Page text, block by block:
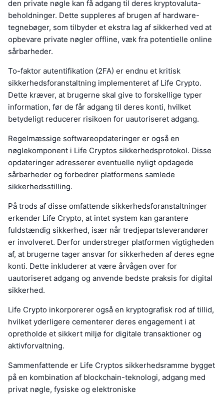
den private nøgle kan få adgang til deres kryptovaluta-
beholdninger. Dette suppleres af brugen af hardware-
tegnebøger, som tilbyder et ekstra lag af sikkerhed ved at
opbevare private nøgler offline, væk fra potentielle online
sårbarheder.
To-faktor autentifikation (2FA) er endnu et kritisk
sikkerhedsforanstaltning implementeret af Life Crypto.
Dette kræver, at brugerne skal give to forskellige typer
information, før de får adgang til deres konti, hvilket
betydeligt reducerer risikoen for uautoriseret adgang.
Regelmæssige softwareopdateringer er også en
nøglekomponent i Life Cryptos sikkerhedsprotokol. Disse
opdateringer adresserer eventuelle nyligt opdagede
sårbarheder og forbedrer platformens samlede
sikkerhedsstilling.
På trods af disse omfattende sikkerhedsforanstaltninger
erkender Life Crypto, at intet system kan garantere
fuldstændig sikkerhed, især når tredjepartsleverandører
er involveret. Derfor understreger platformen vigtigheden
af, at brugerne tager ansvar for sikkerheden af deres egne
konti. Dette inkluderer at være årvågen over for
uautoriseret adgang og anvende bedste praksis for digital
sikkerhed.
Life Crypto inkorporerer også en kryptografisk rod af tillid,
hvilket yderligere cementerer deres engagement i at
opretholde et sikkert miljø for digitale transaktioner og
aktivforvaltning.
Sammenfattende er Life Cryptos sikkerhedsramme bygget
på en kombination af blockchain-teknologi, adgang med
privat nøgle, fysiske og elektroniske